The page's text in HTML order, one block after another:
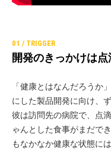
開発のきっかけは
「健康とはなんだろうか
にした製品開発に向け、
彼は訪問先の病院で、点
ゃんとした食事がまだで
もなかなか健康な状態に